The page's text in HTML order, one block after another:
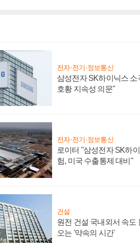
전자·전기·정보통신
삼성전자 SK하이닉스 소
호황 지속성 의문"
전자·전기·정보통신
로이터 "삼성전자 SK하
험, 미국 수출통제 대비"
건설
원전 건설 국내외서 속도
오는 '약속의 시간'